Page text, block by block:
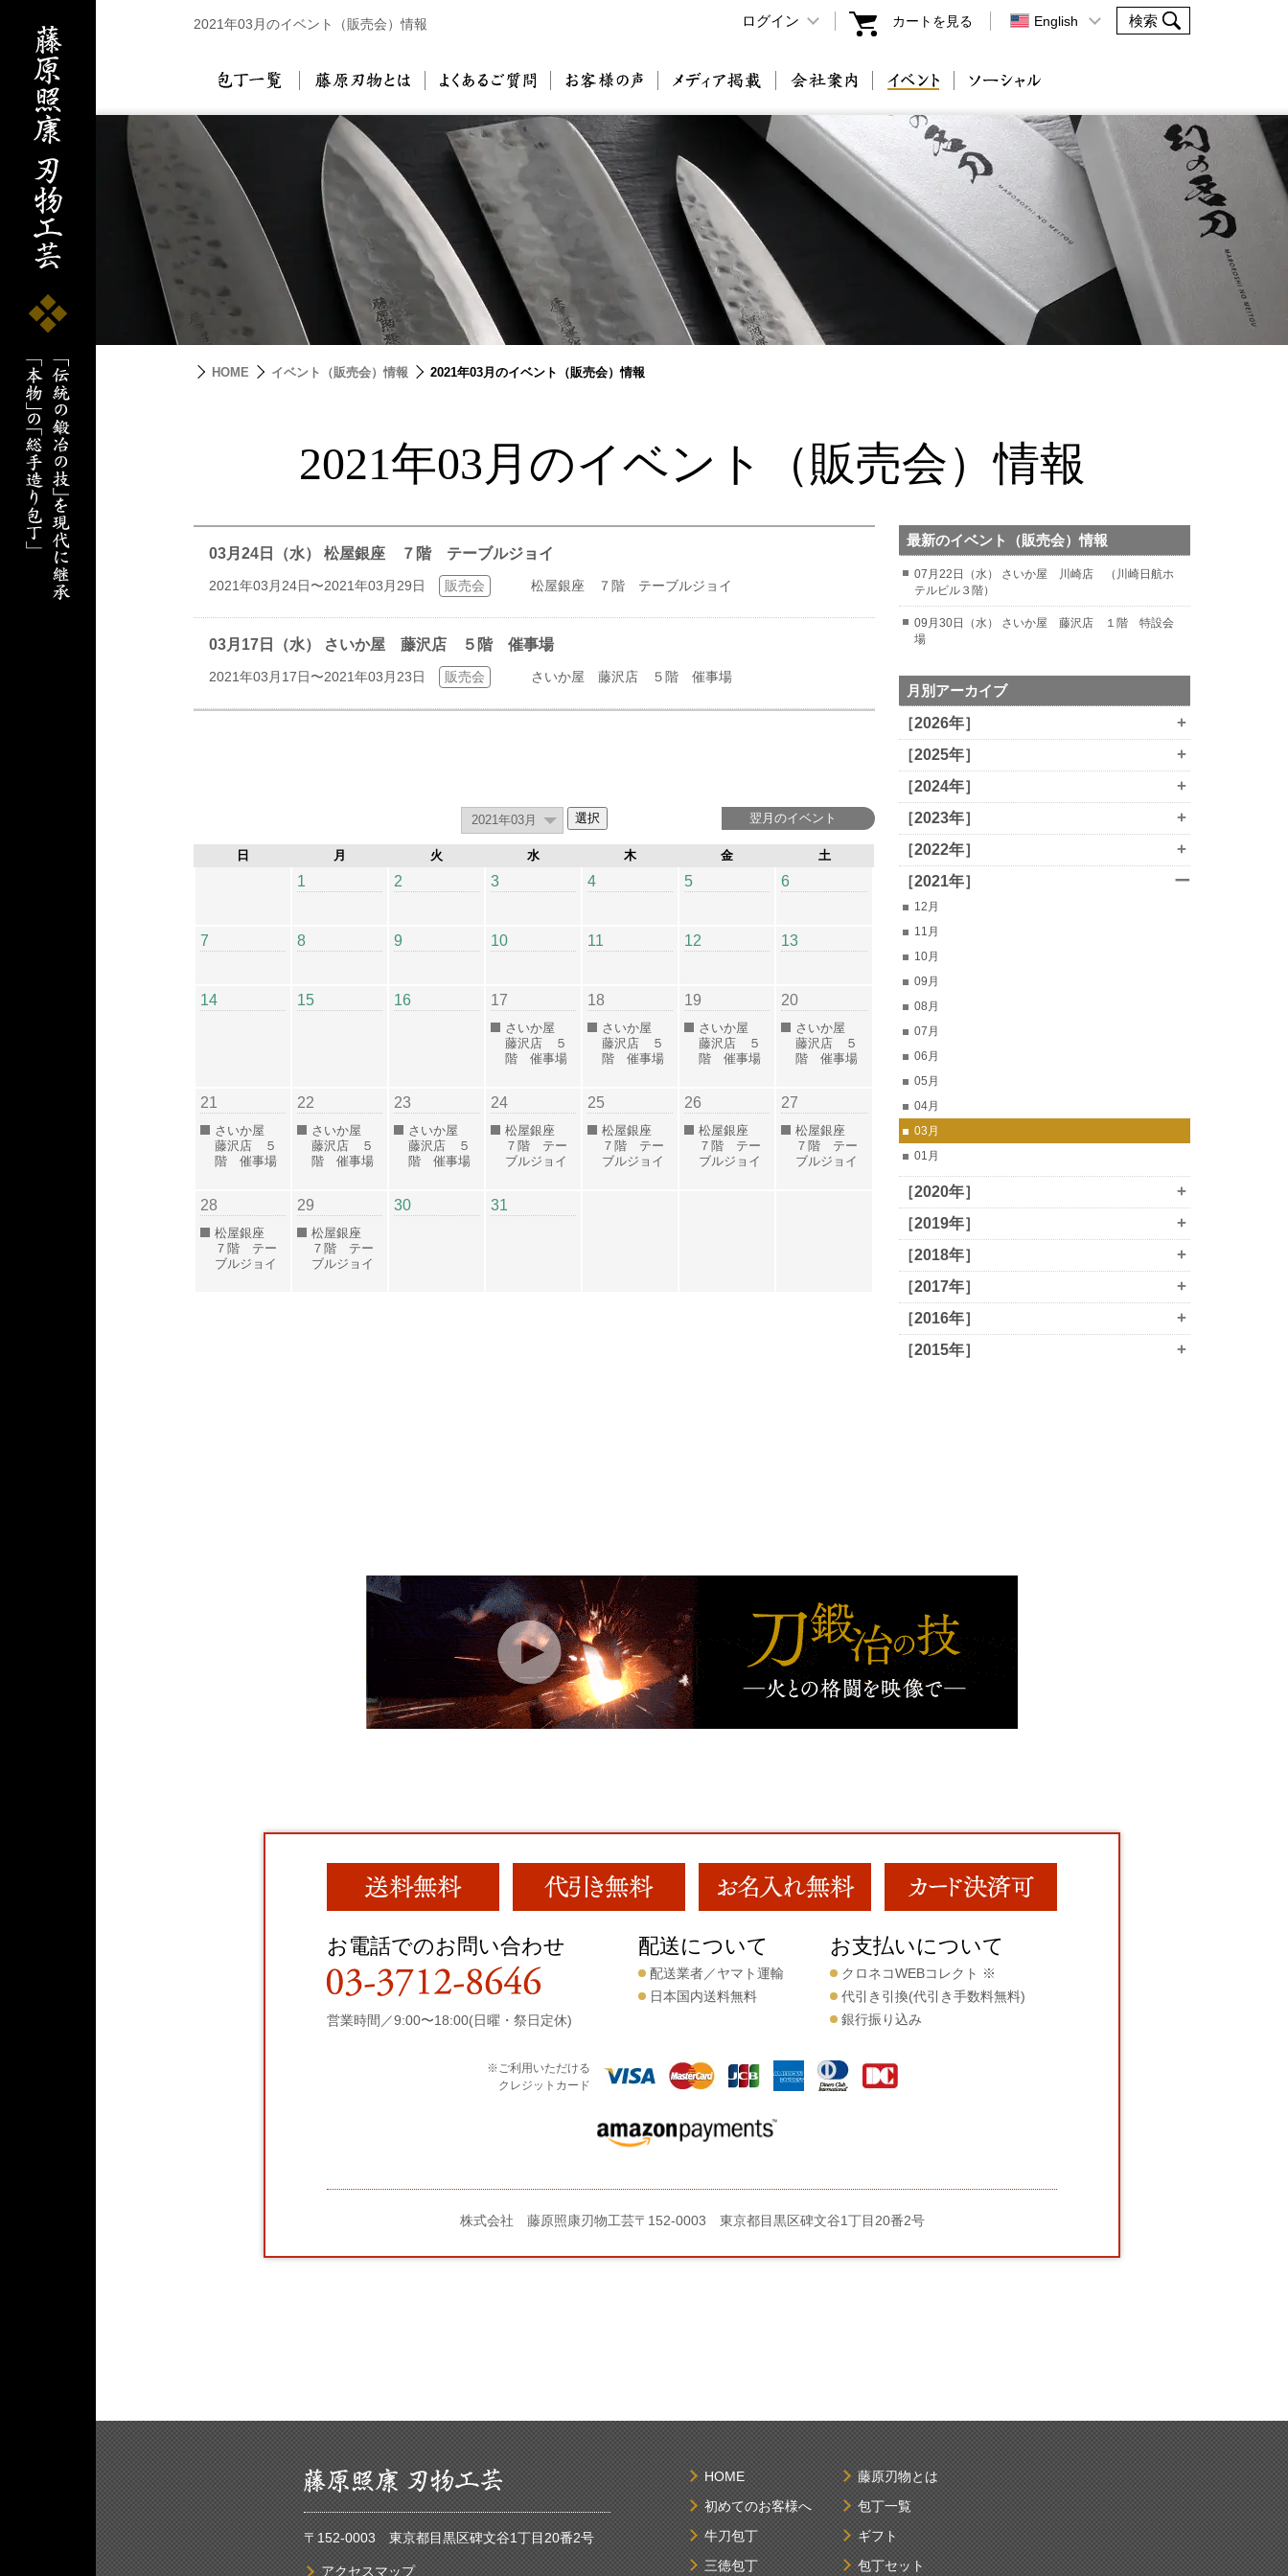
2021年03月のイベント（販売会）情報 ログイン カートを見る English
包丁一覧 藤原刃物とは よくあるご質問 お客様の声 メディア掲載 会社案内 イベント
HOME イベント（販売会）情報 2021年03月のイベント（販売会）情報
2021年03月のイベント（販売会）情報
03月24日（水） 松屋銀座 ７階 テーブルジョイ
2021年03月24日〜2021年03月29日 販売会 松屋銀座 ７階 テーブルジョイ
03月17日（水） さいか屋 藤沢店 ５階 催事場
2021年03月17日〜2021年03月23日 販売会 さいか屋 藤沢店 ５階 催事場
翌月のイベント
日 月 火 水 木 金 土
1 2 3 4 5 6
7 8 9 10 11 12 13
14 15 16 17
さいか屋
藤沢店 ５
階 催事場
18
さいか屋
藤沢店 ５
階 催事場
19
さいか屋
藤沢店 ５
階 催事場
20
さいか屋
藤沢店 ５
階 催事場
21
さいか屋
藤沢店 ５
階 催事場
22
さいか屋
藤沢店 ５
階 催事場
23
さいか屋
藤沢店 ５
階 催事場
24
松屋銀座
７階 テー
ブルジョイ
25
松屋銀座
７階 テー
ブルジョイ
26
松屋銀座
７階 テー
ブルジョイ
27
松屋銀座
７階 テー
ブルジョイ
28
松屋銀座
７階 テー
ブルジョイ
29
松屋銀座
７階 テー
ブルジョイ
30 31
最新のイベント（販売会）情報
07月22日（水） さいか屋 川崎店 （川崎日航ホ
テルビル３階）
09月30日（水） さいか屋 藤沢店 １階 特設会
場
月別アーカイブ
［2026年］
+
［2025年］ +
［2024年］ +
［2023年］ +
［2022年］ +
［2021年］ ー
12月
11月
10月
09月
08月
07月
06月
05月
04月
03月
01月
［2020年］ +
［2019年］ +
［2018年］ +
［2017年］ +
［2016年］ +
［2015年］ +
お電話でのお問い合わせ
営業時間／9:00〜18:00(日曜・祭日定休)
配送について
配送業者／ヤマト運輸
日本国内送料無料
お支払いについて
クロネコWEBコレクト ※
代引き引換(代引き手数料無料)
銀行振り込み
※ご利用いただける
クレジットカード
株式会社 藤原照康刃物工芸〒152-0003 東京都目黒区碑文谷1丁目20番2号
〒152-0003 東京都目黒区碑文谷1丁目20番2号
アクセスマップ
HOME
初めてのお客様へ
牛刀包丁
三徳包丁
藤原刃物とは
包丁一覧
ギフト
包丁セット